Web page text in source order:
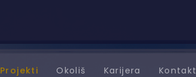
Projekti Okoliš Karijera Kontakt